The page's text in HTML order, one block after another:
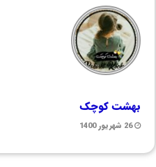
بهشت کوچک
26 شهریور 1400